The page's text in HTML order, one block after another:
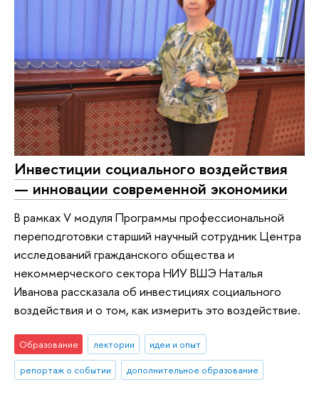
Инвестиции социального воздействия
— инновации современной экономики
В рамках V модуля Программы профессиональной
переподготовки старший научный сотрудник Центра
исследований гражданского общества и
некоммерческого сектора НИУ ВШЭ Наталья
Иванова рассказала об инвестициях социального
воздействия и о том, как измерить это воздействие.
Образование лектории
идеи и опыт
репортаж о событии
дополнительное образование